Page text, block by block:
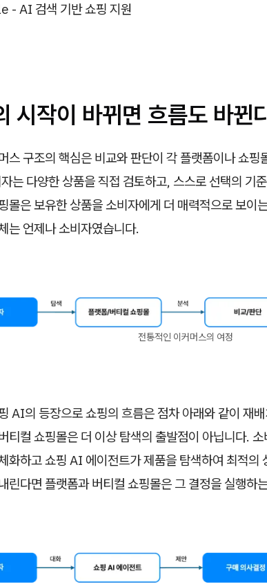
AI 검색 기반 쇼핑 지원
시작이 바뀌면 흐름도 바뀐
스 구조의 핵심은 비교와 판단이 각 플랫폼이나 쇼핑
는 다양한 상품을 직접 검토하고, 스스로 선택의 기
몰은 보유한 상품을 소비자에게 더 매력적으로 보이
는 언제나 소비자였습니다.
전통적인 이커머스의 여정
AI의 등장으로 쇼핑의 흐름은 점차 아래와 같이 재
티컬 쇼핑몰은 더 이상 탐색의 출발점이 아닙니다.
화하고 쇼핑 AI 에이전트가 제품을 탐색하여 최적의
린다면 플랫폼과 버티컬 쇼핑몰은 그 결정을 실행하